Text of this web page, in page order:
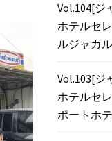
Vol.104[ジ
ホテルセ
ルジャカ
Vol.103[ジ
ホテルセ
ポートホ